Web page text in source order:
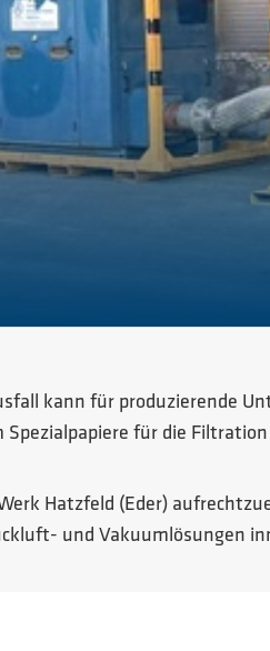
kann für produzierende
Spezialpapiere für die
Hatzfeld (Eder)
und Vakuumlösungen